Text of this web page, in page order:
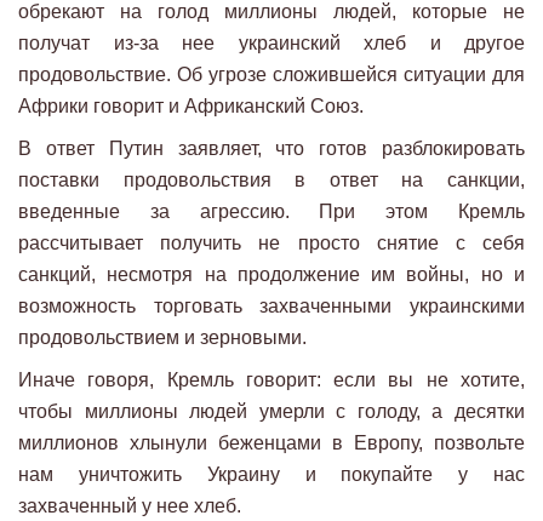
обрекают на голод миллионы людей, которые не
получат из-за нее украинский хлеб и другое
продовольствие. Об угрозе сложившейся ситуации для
Африки говорит и Африканский Союз.
В ответ Путин заявляет, что готов разблокировать
поставки продовольствия в ответ на санкции,
введенные за агрессию. При этом Кремль
рассчитывает получить не просто снятие с себя
санкций, несмотря на продолжение им войны, но и
возможность торговать захваченными украинскими
продовольствием и зерновыми.
Иначе говоря, Кремль говорит: если вы не хотите,
чтобы миллионы людей умерли с голоду, а десятки
миллионов хлынули беженцами в Европу, позвольте
нам уничтожить Украину и покупайте у нас
захваченный у нее хлеб.